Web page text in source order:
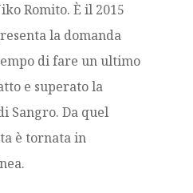
Romito. È il 2015
la domanda
di fare un ultimo
e superato la
Sangro. Da quel
è tornata in